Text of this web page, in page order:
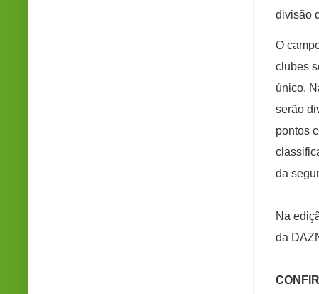
divisão
O
clubes
único.
serão
pontos
da
Na
da